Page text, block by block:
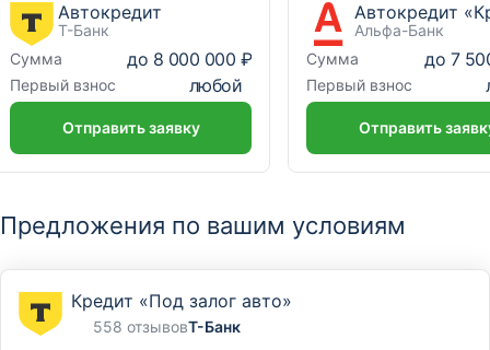
Автокредит
Т-Банк
Сумма
до 8 000 000 ₽
Первый взнос любой
Отправить заявку
Альфа-Банк
Сумма
до 7
Первый взнос
Отправить
Предложения по вашим условиям
Кредит «Под залог авто»
558 отзывовТ-Банк